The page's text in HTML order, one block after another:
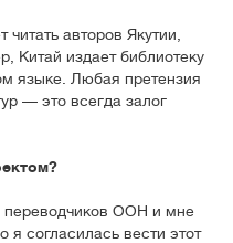
авторов Якутии,
Китай издает библиотеку
языке. Любая претензия
— это всегда залог
переводчиков ООН и мне
я согласилась вести этот